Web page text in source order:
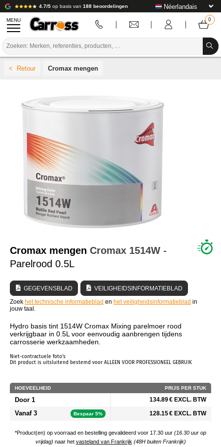
4.7/5 op basis van 188 beoordelingen
MENU
VOORBEREIDING / VERVEN / AFWERKING
VERBRUIKSARTIKELEN VOOR CARROSSERIE
GEREEDSCHAP VOOR CARROSSERIE
UITRUSTING VOOR CARROSSERIE
LABORATORIUMINSTALLATIE
HANDLEIDING & ADVIES
Cromax mengen
Cromax mengen Cromax 1514W -
Parelrood 0.5L
GEGEVENSBLAD
VEILIGHEIDSINFORMATIEBLAD
Zoek het technische informatieblad en het veiligheidsinformatieblad in
jouw taal.
Hydro basis tint 1514W Cromax Mixing parelmoer rood
verkrijgbaar in 0.5L voor eenvoudig aanbrengen tijdens
carrosserie werkzaamheden.
Niet-contractuele foto's
Dit product is uitsluitend bestemd voor ALLEEN VOOR PROFESSIONEEL GEBRUIK
HOEVEELHEID PRIJS PER STUK
Door 1 134.89 € EXCL. BTW
Vanaf 3 Bespaar 5% 128.15 € EXCL. BTW
*Product(en) op voorraad en bestelling gevalideerd voor 17.30 uur (16.30 uur op
vrijdag) naar het vasteland van Frankrijk (48H buiten Frankrijk)